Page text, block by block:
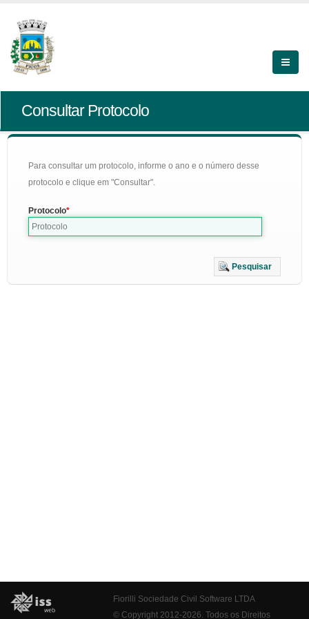
Consultar Protocolo
Para consultar um protocolo, informe o ano e o número desse
protocolo e clique em "Consultar".
Protocolo
Pesquisar
Fiorilli Sociedade Civil Software LTDA
© Copyright 2012-2026. Todos os Direitos